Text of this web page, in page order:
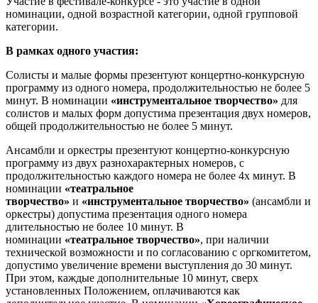
номинации, одной возрастной категории, одной групповой
категории.
В рамках одного участия:
Солисты и малые формы презентуют концертно-конкурсную
программу из одного номера, продолжительностью не более 5
минут. В номинации «инструментальное творчество» для
солистов и малых форм допустима презентация двух номеров,
общей продолжительностью не более 5 минут.
Ансамбли и оркестры презентуют концертно-конкурсную
программу из двух разнохарактерных номеров, c
продолжительностью каждого номера не более 4х минут. В
номинации «театральное
творчество» и «инструментальное творчество» (ансамбли и
оркестры) допустима презентация одного номера
длительностью не более 10 минут. В
номинации «театральное творчество», при наличии
технической возможности и по согласованию с оргкомитетом,
допустимо увеличение времени выступления до 30 минут.
При этом, каждые дополнительные 10 минут, сверх
установленных Положением, оплачиваются как